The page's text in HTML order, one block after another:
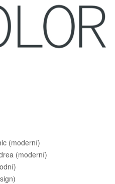
(moderní)
(moderní)